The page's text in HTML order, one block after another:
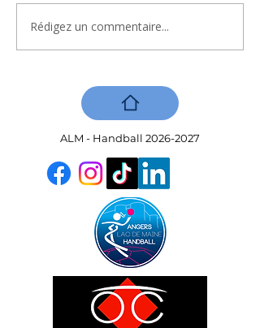
Rédigez un commentaire...
ALM - Handball 2026-2027